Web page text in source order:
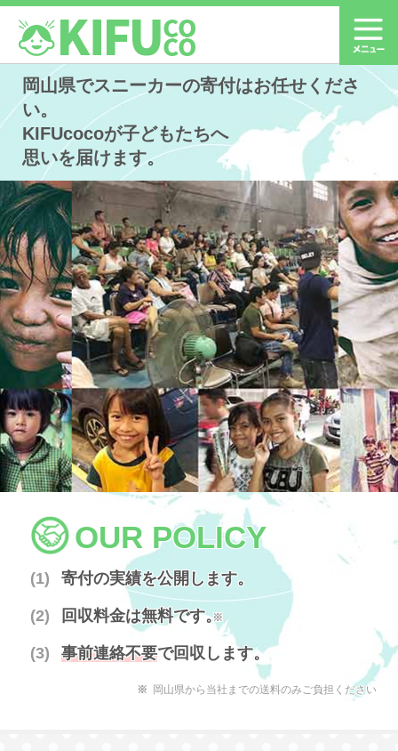
岡山県でスニーカーの寄付はお任せくださ
い。
KIFUcocoが子どもたちへ
思いを届けます。
OUR POLICY
寄付の実績を公開します。
回収料金は無料です。
※
事前連絡不要で回収します。
岡山県から当社までの送料のみご負担ください